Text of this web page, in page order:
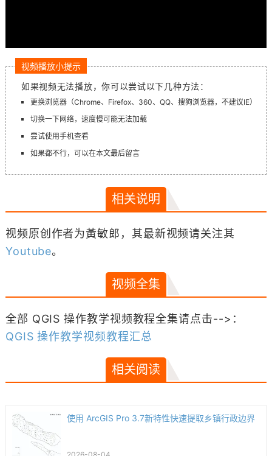
视频播放小提示
如果视频无法播放，你可以尝试以下几种方法：
更换浏览器（Chrome、Firefox、360、QQ、搜狗浏览器，不建议IE）
切换一下网络，速度慢可能无法加载
尝试使用手机查看
如果都不行，可以在本文最后留言
相关说明
视频原创作者为黃敏郎，其最新视频请关注其
Youtube。
视频全集
全部 QGIS 操作教学视频教程全集请点击-->：
QGIS 操作教学视频教程汇总
相关阅读
使用 ArcGIS Pro 3.7新特性快速提取乡镇行政边界